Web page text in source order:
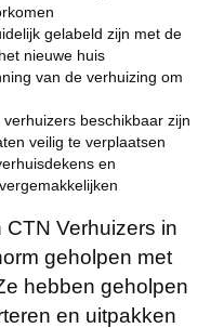
gelabeld zijn met de
nieuwe huis
van de verhuizing om
beschikbaar zijn
veilig te verplaatsen
en
Verhuizers in
geholpen met
hebben geholpen
en uitpakken